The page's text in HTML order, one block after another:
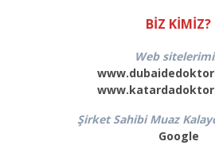
BİZ KİMİZ?
Web
Şirket Sahibi Muaz
Google